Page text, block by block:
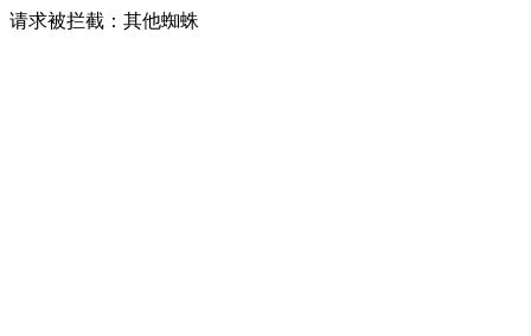
请求被拦截：其他蜘蛛